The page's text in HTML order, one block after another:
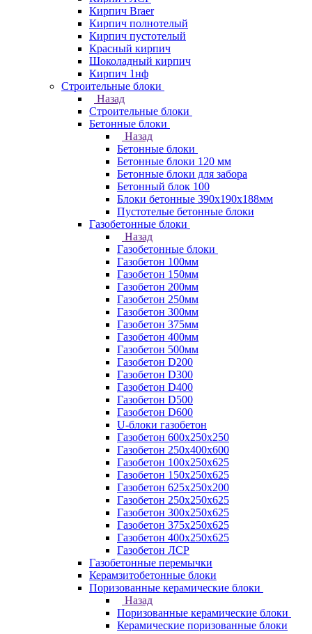
Кирпич Braer
Кирпич полнотелый
Кирпич пустотелый
Красный кирпич
Шоколадный кирпич
Кирпич 1нф
Строительные блоки
Назад
Строительные блоки
Бетонные блоки
Назад
Бетонные блоки
Бетонные блоки 120 мм
Бетонные блоки для забора
Бетонный блок 100
Блоки бетонные 390х190х188мм
Пустотелые бетонные блоки
Газобетонные блоки
Назад
Газобетонные блоки
Газобетон 100мм
Газобетон 150мм
Газобетон 200мм
Газобетон 250мм
Газобетон 300мм
Газобетон 375мм
Газобетон 400мм
Газобетон 500мм
Газобетон D200
Газобетон D300
Газобетон D400
Газобетон D500
Газобетон D600
U-блоки газобетон
Газобетон 600x250x250
Газобетон 250x400x600
Газобетон 100х250х625
Газобетон 150х250х625
Газобетон 625х250х200
Газобетон 250х250х625
Газобетон 300х250х625
Газобетон 375х250х625
Газобетон 400х250х625
Газобетон ЛСР
Газобетонные перемычки
Керамзитобетонные блоки
Поризованные керамические блоки
Назад
Поризованные керамические блоки
Керамические поризованные блоки